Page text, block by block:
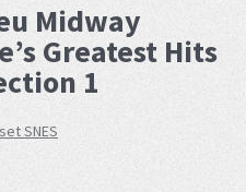
Midway
Greatest Hits
1
SNES